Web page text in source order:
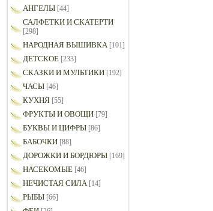
АНГЕЛЫ [44]
САЛФЕТКИ И СКАТЕРТИ
[298]
НАРОДНАЯ ВЫШИВКА [101]
ДЕТСКОЕ [233]
СКАЗКИ И МУЛЬТИКИ [192]
ЧАСЫ [46]
КУХНЯ [55]
ФРУКТЫ И ОВОЩИ [79]
БУКВЫ И ЦИФРЫ [86]
БАБОЧКИ [88]
ДОРОЖКИ И БОРДЮРЫ [169]
НАСЕКОМЫЕ [46]
НЕЧИСТАЯ СИЛА [14]
РЫБЫ [66]